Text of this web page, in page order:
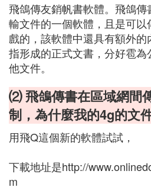
飛鴿傳友銷帆書軟體。飛鴿
輸文件的一個軟體，且是可
戲的，該軟體中還具有額外
指形成的正式文書，分好雹
他文件。
⑵ 飛鴿傳書在區域網間
制，為什麼我的4g的文
用飛Q這個新的軟體試試，
下載地址是http://
m